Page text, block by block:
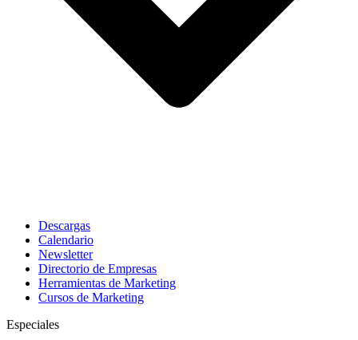
Descargas
Calendario
Newsletter
Directorio de Empresas
Herramientas de Marketing
Cursos de Marketing
Especiales